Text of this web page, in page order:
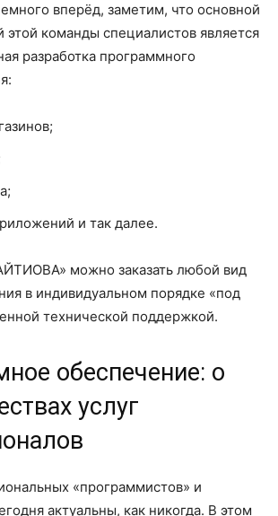
вперёд, заметим, что основной
этой команды специалистов является
разработка программного
и так далее.
можно заказать любой вид
в индивидуальном порядке «под
технической поддержкой.
обеспечение: о
услуг
«программистов» и
актуальны, как никогда. В этом